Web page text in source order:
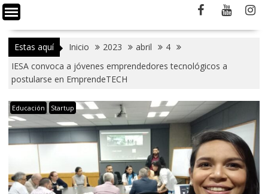
Estas aquí Inicio 2023 abril
4
IESA convoca a jóvenes emprendedores tecnológicos a
postularse en EmprendeTECH
Educación Startup